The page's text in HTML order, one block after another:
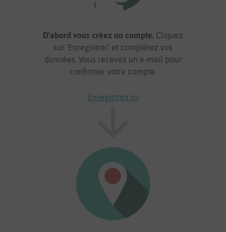
D'abord vous créez un compte. Cliquez
sur 'Enregistrer' et complétez vos
données. Vous recevez un e-mail pour
confirmer votre compte.
Enregistrez ici